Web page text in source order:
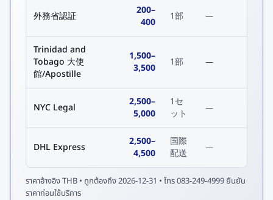
外務省認証 200–
400
1部 —
Trinidad and
Tobago 大使
館/Apostille
1,500–
3,500
1部 —
NYC Legal 2,500–
5,000
1セ
ット
—
DHL Express 2,500–
4,500
国際
配送
—
ราคาอ้างอิงTHB • ถูกต้องถึง2026-12-31 • โทร 083-249-4999 ยืนยัน
ราคาก่อนใช้บริการ